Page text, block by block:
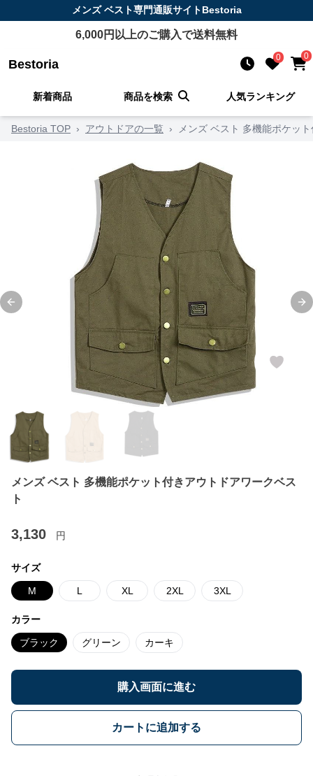
メンズ ベスト専門通販サイトBestoria
6,000円以上のご購入で送料無料
Bestoria 0 0
新着商品 商品を検索 人気ランキング
Bestoria TOP › アウトドアの一覧 › メンズ ベスト 多機能ポケッ
Previous slide
メンズ ベスト 多機能ポケット付きアウトドアワークベス
ト
3,130 円
サイズ
M L XL 2XL 3XL
カラー
ブラック グリーン カーキ
購入画面に進む
カートに追加する